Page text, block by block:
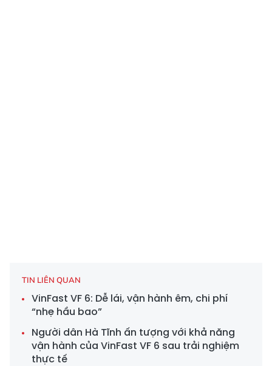
TIN LIÊN QUAN
VinFast VF 6: Dễ lái, vận hành êm, chi phí
“nhẹ hầu bao”
Người dân Hà Tĩnh ấn tượng với khả năng
vận hành của VinFast VF 6 sau trải nghiệm
thực tế